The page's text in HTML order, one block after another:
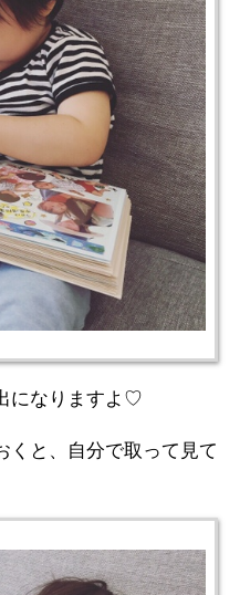
になりますよ♡
くと、自分で取って見て